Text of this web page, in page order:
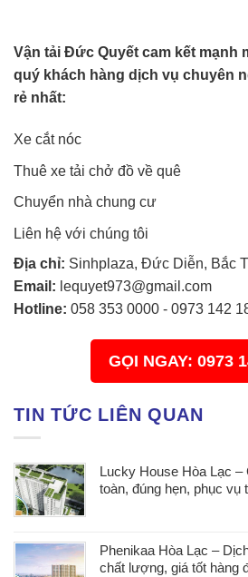
Vận tải Đức Quyết cam kết mạnh
quý khách hàng dịch vụ chuyên
rẻ nhất:
Xe cắt nóc
Thuê xe tải chở đồ về quê
Chuyển nhà chung cư
Liên hệ với chúng tôi
Địa chỉ: Sinhplaza, Đức Diễn, Bắc
Email: lequyet973@gmail.com
Hotline: 058 353 0000 - 0973 142
GỌI NGAY: 0973
TIN TỨC LIÊN QUAN
Lucky House Hòa Lạc –
toàn, đúng hẹn, phục vụ
Phenikaa Hòa Lạc –
chất lượng, giá tốt hàng